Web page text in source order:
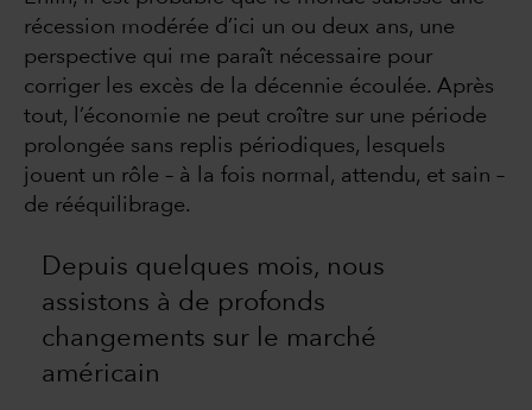
récession modérée d’ici un ou deux ans, une
perspective qui me paraît nécessaire pour
corriger les excès de la décennie écoulée. Après
tout, l’économie ne peut croître sur une période
prolongée sans replis périodiques, lesquels
jouent un rôle – à la fois normal, attendu, et sain –
de rééquilibrage.
Depuis quelques mois, nous
assistons à de profonds
changements sur le marché
américain